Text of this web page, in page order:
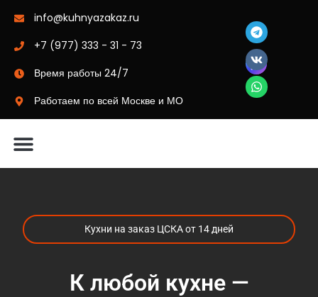
info@kuhnyazakaz.ru
+7 (977) 333 - 31 - 73
Время работы 24/7
Работаем по всей Москве и МО
Кухни на заказ ЦСКА от 14 дней
К любой кухне —